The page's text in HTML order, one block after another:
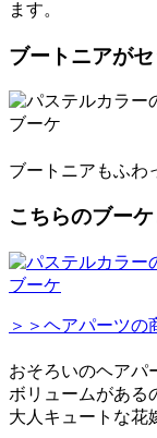
ます。
ブートニアが
ブートニアもふわ
こちらのブー
＞＞ヘアパーツの
おそろいのヘアパ
ボリュームがある
大人キュートな花